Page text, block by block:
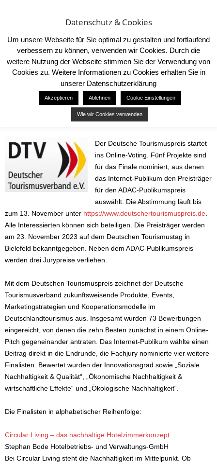
Deutscher Tourismuspreis 2023
59
Der Deutsche Tourismuspreis startet
ins Online-Voting. Fünf Projekte sind
für das Finale nominiert, aus denen
das Internet-Publikum den Preisträger
für den ADAC-Publikumspreis
auswählt. Die Abstimmung läuft bis
zum 13. November unter https://www.deutschertourismuspreis.de
Alle Interessierten können sich beteiligen. Die Preisträger werden
am 23. November 2023 auf dem Deutschen Tourismustag in
Bielefeld bekanntgegeben. Neben dem ADAC-Publikumspreis
werden drei Jurypreise verliehen.
Mit dem Deutschen Tourismuspreis zeichnet der Deutsche
Tourismusverband zukunftsweisende Produkte, Events,
Marketingstrategien und Kooperationsmodelle im
Deutschlandtourismus aus. Insgesamt wurden 73 Bewerbungen
eingereicht, von denen die zehn Besten zunächst in einem Online-
Pitch gegeneinander antraten. Das Internet-Publikum wählte einen
Beitrag direkt in die Endrunde, die Fachjury nominierte vier weitere
Finalisten. Bewertet wurden der Innovationsgrad sowie „Soziale
Nachhaltigkeit & Qualität“, „Ökonomische Nachhaltigkeit &
wirtschaftliche Effekte“ und „Ökologische Nachhaltigkeit“.
Die Finalisten in alphabetischer Reihenfolge:
Circular Living – das nachhaltige Hotelzimmerkonzept
Stephan Bode Hotelbetriebs- und Verwaltungs-GmbH
Bei Circular Living steht die Nachhaltigkeit im Mittelpunkt. Ob
Datenschutz & Cookies
Um unsere Webseite für Sie optimal zu gestalten und fortlaufend
verbessern zu können, verwenden wir Cookies. Durch die
weitere Nutzung der Webseite stimmen Sie der Verwendung von
Cookies zu. Weitere Informationen zu Cookies erhalten Sie in
unserer Datenschutzerklärung
Akzeptieren Ablehnen Cookie Einstellungen
Wie wir Cookies verwenden